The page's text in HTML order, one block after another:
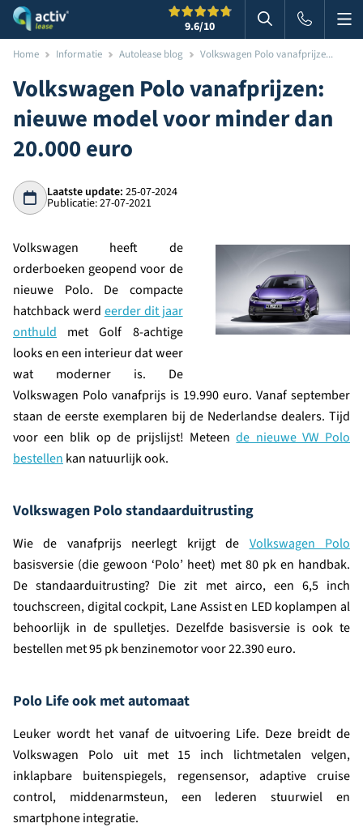
9.6/10 Zoeken in
Home Informatie Autolease blog Volkswagen Polo vanafprijze...
Volkswagen Polo vanafprijzen:
nieuwe model voor minder dan
20.000 euro
Laatste update: 25-07-2024
Publicatie: 27-07-2021
Volkswagen heeft de
orderboeken geopend voor de
nieuwe Polo. De compacte
hatchback werd eerder dit jaar
onthuld met Golf 8-achtige
looks en een interieur dat weer
wat moderner is. De
Volkswagen Polo vanafprijs is 19.990 euro. Vanaf september
staan de eerste exemplaren bij de Nederlandse dealers. Tijd
voor een blik op de prijslijst! Meteende nieuwe VW Polo
bestellen kan natuurlijk ook.
Volkswagen Polo standaarduitrusting
Wie de vanafprijs neerlegt krijgt de Volkswagen Polo
basisversie (die gewoon ‘Polo’ heet) met 80 pk en handbak.
De standaarduitrusting? Die zit met airco, een 6,5 inch
touchscreen, digital cockpit, Lane Assist en LED koplampen al
behoorlijk in de spulletjes. Dezelfde basisversie is ook te
bestellen met 95 pk benzinemotor voor 22.390 euro.
Polo Life ook met automaat
Leuker wordt het vanaf de uitvoering Life. Deze breidt de
Volkswagen Polo uit met 15 inch lichtmetalen velgen,
inklapbare buitenspiegels, regensensor, adaptive cruise
control, middenarmsteun, een lederen stuurwiel en
smartphone integratie.